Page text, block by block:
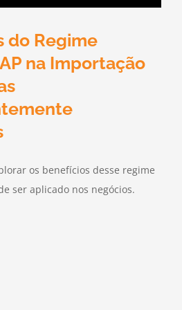
do Regime
na Importação
os benefícios desse regime
ser aplicado nos negócios.